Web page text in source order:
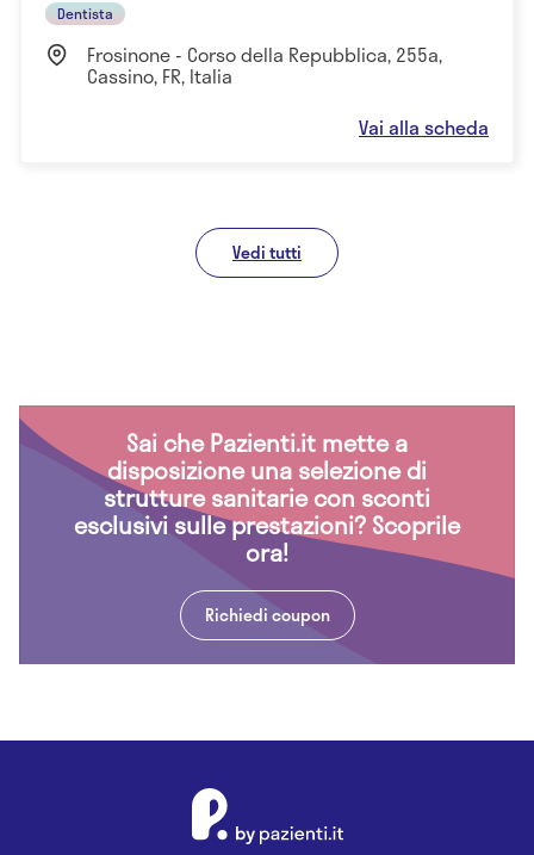
Dentista
Frosinone - Corso della Repubblica, 255a,
Cassino, FR, Italia
Vai alla scheda
Vedi tutti
Sai che Pazienti.it mette a
disposizione una selezione di
strutture sanitarie con sconti
esclusivi sulle prestazioni? Scoprile
ora!
Richiedi coupon